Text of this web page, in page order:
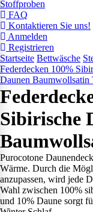
Stoffproben
FAQ
Kontaktieren Sie uns!
Anmelden
Registrieren
Startseite Bettwäsche
Federdecken 100%
Daunen Baumwollsatin
Sibirische
Purocotone
Wärme. Durch die
anzupassen, wird jede
Wahl zwischen 100%
und 10% Daune sorgt